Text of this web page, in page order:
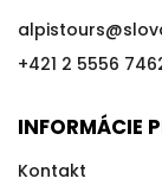
alpistours@
+421 2 5556
INFORMÁCIE
Kontakt